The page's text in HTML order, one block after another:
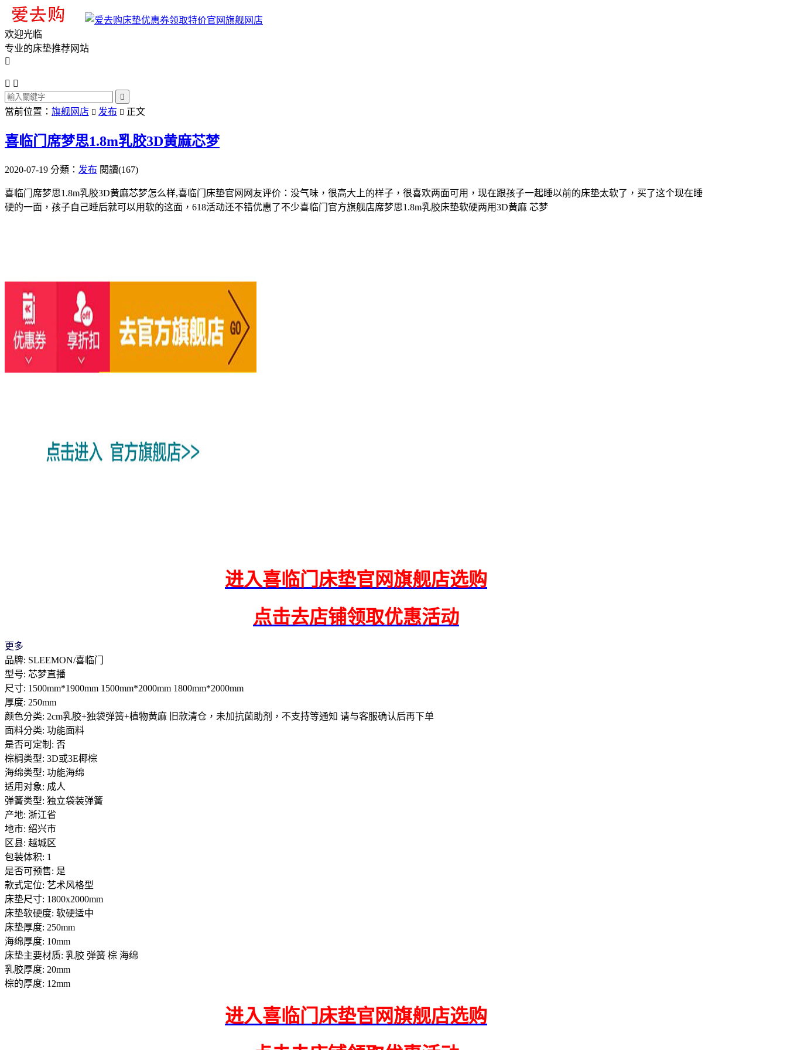
旗舰网店
欢迎光临
专业的床垫推荐网站

 

當前位置： 旗舰网店  发布  正文
喜临门席梦思1.8m乳胶3D黄麻芯梦
2020-07-19 分類： 发布 閱讀(167)
喜临门席梦思1.8m乳胶3D黄麻芯梦怎么样,喜临门床垫官网网友评价：没气味，很高大上的样子，很喜欢两面可用，现在跟孩子一起睡以前的床垫太软了，买了这个现在睡
硬的一面，孩子自己睡后就可以用软的这面，618活动还不错优惠了不少喜临门官方旗舰店席梦思1.8m乳胶床垫软硬两用3D黄麻 芯梦
进入喜临门床垫官网旗舰店选购
点击去店铺领取优惠活动
更多
品牌: SLEEMON/喜临门
型号: 芯梦直播
尺寸: 1500mm*1900mm 1500mm*2000mm 1800mm*2000mm
厚度: 250mm
颜色分类: 2cm乳胶+独袋弹簧+植物黄麻 旧款清仓，未加抗菌助剂，不支持等通知 请与客服确认后再下单
面料分类: 功能面料
是否可定制: 否
棕榈类型: 3D或3E椰棕
海绵类型: 功能海绵
适用对象: 成人
弹簧类型: 独立袋装弹簧
产地: 浙江省
地市: 绍兴市
区县: 越城区
包装体积: 1
是否可预售: 是
款式定位: 艺术风格型
床垫尺寸: 1800x2000mm
床垫软硬度: 软硬适中
床垫厚度: 250mm
海绵厚度: 10mm
床垫主要材质: 乳胶 弹簧 棕 海绵
乳胶厚度: 20mm
棕的厚度: 12mm
进入喜临门床垫官网旗舰店选购